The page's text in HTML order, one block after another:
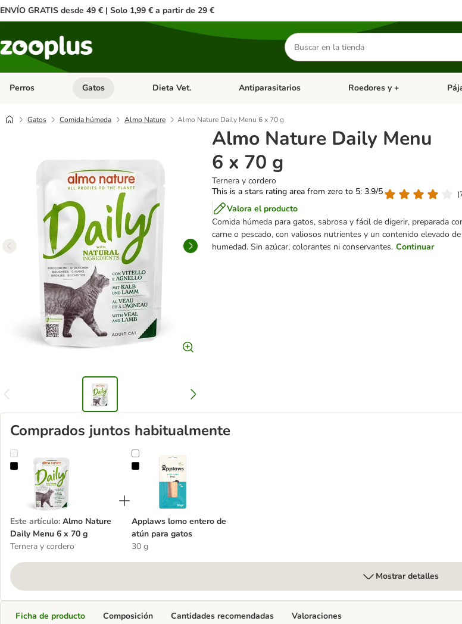
ENVÍO GRATIS desde 49 € | Solo 1,99 € a partir de 29 €
Buscar
productos
Perros Menú de categoria abierto: Perros
Gatos Menú de categoria abierto: Gatos
Dieta Vet. Menú de categoria abierto: Dieta Vet.
Antiparasitarios Menú de categoria abierto:
Roedores y +
Gatos Comida húmeda Almo Nature Almo Nature Daily Menu 6 x 70 g
Almo Nature Daily Menu
6 x 70 g
Ternera y cordero
This is a stars rating area from zero to 5: 3.9/5
(
Valora el producto
Comida húmeda para gatos, sabrosa y fácil de digerir, preparada
carne o pescado, con valiosos nutrientes y un contenido elevado de
humedad. Sin azúcar, colorantes ni conservantes. Continuar
Comprados juntos habitualmente
Almo Nature Daily Menu 6 x 70 g
Este artículo: Almo Nature
Daily Menu 6 x 70 g
Ternera y cordero
Applaws lomo entero de atún para gatos
Applaws lomo entero de
atún para gatos
30 g
Mostrar detalles
Ficha de producto Composición Cantidades recomendadas Valoraciones